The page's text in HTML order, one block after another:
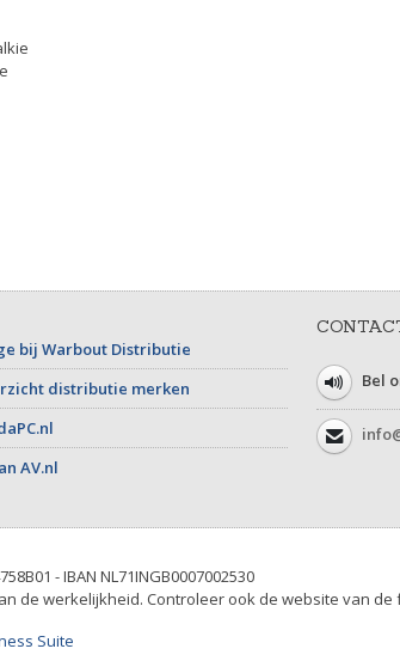
bij Warbout Distributie
distributie merken
AV.nl
Bel
- IBAN NL71INGB0007002530
de werkelijkheid. Controleer ook de website van
Suite